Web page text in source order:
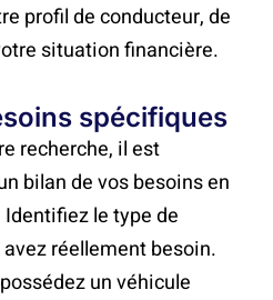
profil de conducteur, de
situation financière.
spécifiques
recherche, il est
bilan de vos besoins en
le type de
réellement besoin.
un véhicule